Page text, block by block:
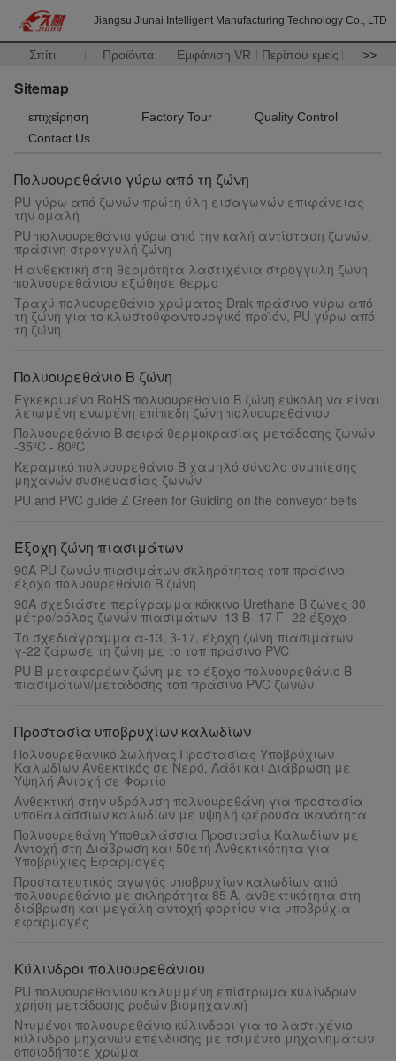
Jiangsu Jiunai Intelligent Manufacturing Technology Co., LTD
Σπίτι Προϊόντα Εμφάνιση VR Περίπου εμείς >>
Sitemap
επιχείρηση Factory Tour
Quality Control
Contact Us
Πολυουρεθάνιο γύρω από τη ζώνη
PU γύρω από ζωνών πρώτη ύλη εισαγωγών επιφάνειας
την ομαλή
PU πολυουρεθάνιο γύρω από την καλή αντίσταση ζωνών,
πράσινη στρογγυλή ζώνη
Η ανθεκτική στη θερμότητα λαστιχένια στρογγυλή ζώνη
πολυουρεθάνιου εξώθησε θερμο
Τραχύ πολυουρεθάνιο χρώματος Drak πράσινο γύρω από
τη ζώνη για το κλωστοϋφαντουργικό προϊόν, PU γύρω από
τη ζώνη
Πολυουρεθάνιο Β ζώνη
Εγκεκριμένο RoHS πολυουρεθάνιο Β ζώνη εύκολη να είναι
λειωμένη ενωμένη επίπεδη ζώνη πολυουρεθάνιου
Πολυουρεθάνιο Β σειρά θερμοκρασίας μετάδοσης ζωνών
-35ºC - 80ºC
Κεραμικό πολυουρεθάνιο Β χαμηλό σύνολο συμπίεσης
μηχανών συσκευασίας ζωνών
PU and PVC guide Z Green for Guiding on the conveyor belts
Έξοχη ζώνη πιασιμάτων
90A PU ζωνών πιασιμάτων σκληρότητας τοπ πράσινο
έξοχο πολυουρεθάνιο Β ζώνη
90A σχεδιάστε περίγραμμα κόκκινο Urethane Β ζώνες 30
μέτρο/ρόλος ζωνών πιασιμάτων -13 Β -17 Γ -22 έξοχο
Το σχεδιάγραμμα α-13, β-17, έξοχη ζώνη πιασιμάτων
γ-22 ζάρωσε τη ζώνη με το τοπ πράσινο PVC
PU Β μεταφορέων ζώνη με το έξοχο πολυουρεθάνιο Β
πιασιμάτων/μετάδοσης τοπ πράσινο PVC ζωνών
Προστασία υποβρυχίων καλωδίων
Πολυουρεθανικό Σωλήνας Προστασίας Υποβρύχιων
Καλωδίων Ανθεκτικός σε Νερό, Λάδι και Διάβρωση με
Υψηλή Αντοχή σε Φορτίο
Ανθεκτική στην υδρόλυση πολυουρεθάνη για προστασία
υποθαλάσσιων καλωδίων με υψηλή φέρουσα ικανότητα
Πολυουρεθάνη Υποθαλάσσια Προστασία Καλωδίων με
Αντοχή στη Διάβρωση και 50ετή Ανθεκτικότητα για
Υποβρύχιες Εφαρμογές
Προστατευτικός αγωγός υποβρυχίων καλωδίων από
πολυουρεθάνιο με σκληρότητα 85 A, ανθεκτικότητα στη
διάβρωση και μεγάλη αντοχή φορτίου για υποβρύχια
εφαρμογές
Κύλινδροι πολυουρεθάνιου
PU πολυουρεθάνιου καλυμμένη επίστρωμα κυλίνδρων
χρήση μετάδοσης ροδών βιομηχανική
Ντυμένοι πολυουρεθάνιο κύλινδροι για το λαστιχένιο
κύλινδρο μηχανών επένδυσης με τσιμέντο μηχανημάτων
οποιοδήποτε χρώμα